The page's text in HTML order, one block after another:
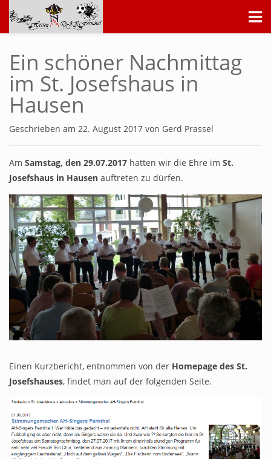
AH-Singers der DJK Fernthal
Kontakt
DJK-Song
Wunderbare DJK
DJK nicht zu erschüttern
Tor-Jingle
Mir kummen us Fernthal
Impressum & Haftungsausschluss
Ein schöner Nachmittag
im St. Josefshaus in
Hausen
Geschrieben am 22. August 2017 von Gerd Prassel
Am Samstag, den 29.07.2017 hatten wir die Ehre im St.
Josefshaus in Hausen auftreten zu dürfen.
Einen Kurzbericht, entnommen von der Homepage des St.
Josefshauses, findet man auf der folgenden Seite.